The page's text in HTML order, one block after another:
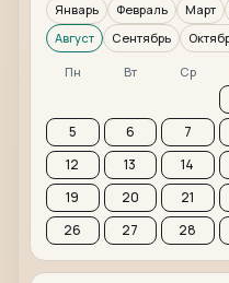
Январь Февраль Март
Август
Сентябрь
Пн Вт Ср
5
6 7
12
13 14
19
20 21
26
27 28